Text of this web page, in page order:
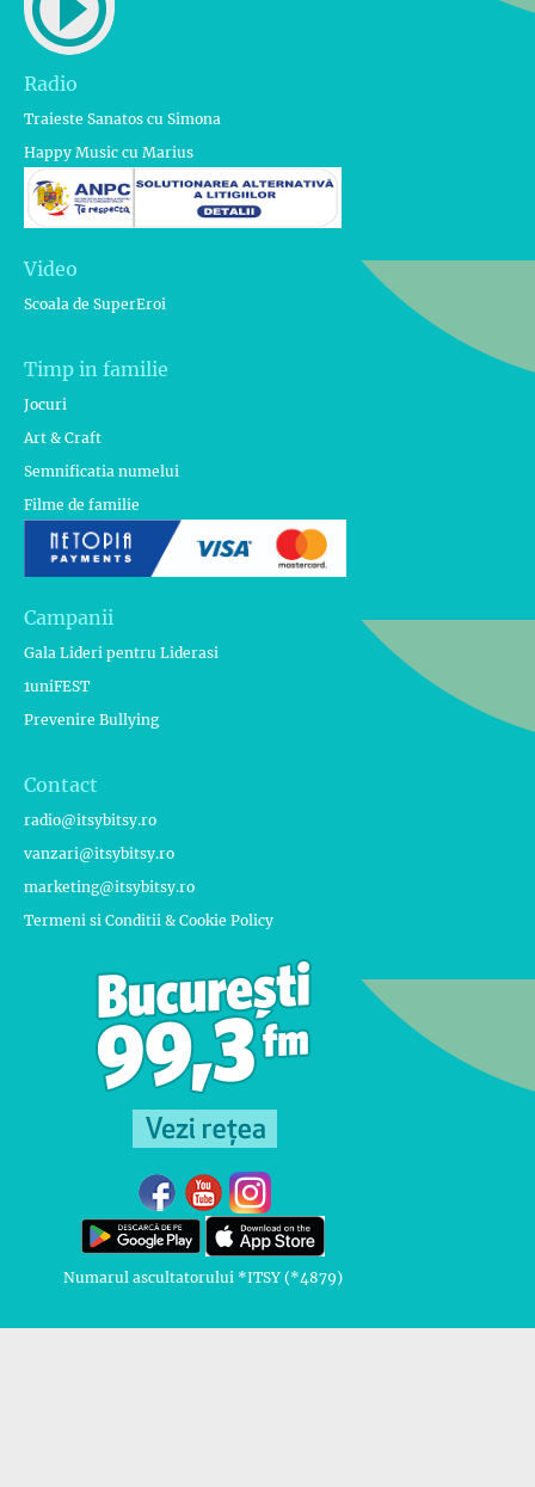
Radio
Traieste Sanatos cu Simona
Happy Music cu Marius
Video
Scoala de SuperEroi
Timp in familie
Jocuri
Art & Craft
Semnificatia numelui
Filme de familie
Campanii
Gala Lideri pentru Liderasi
1uniFEST
Prevenire Bullying
Contact
radio@itsybitsy.ro
vanzari@itsybitsy.ro
marketing@itsybitsy.ro
Termeni si Conditii & Cookie Policy
Numarul ascultatorului *ITSY (*4879)